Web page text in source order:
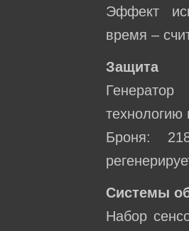
Эффект
время –
Защита
технологию
Броня:
Системы
Набор